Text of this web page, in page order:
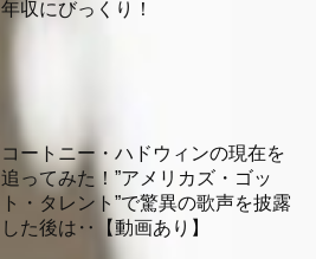
年収にびっくり！
コートニー・ハドウィンの現在を
追ってみた！”アメリカズ・ゴッ
ト・タレント”で驚異の歌声を披露
した後は‥【動画あり】